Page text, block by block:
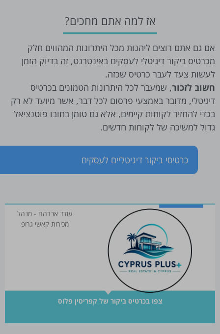
אז למה אתם מחכים?
אם גם אתם רוצים ליהנות מכל היתרונות המהווים חלק
מכרטיס ביקור דיגיטלי לעסקים באינטרנט, זה בדיוק הזמן
לעשות צעד לעבר כרטיס שכזה.
חשוב לזכור, שמעבר לכל היתרונות הטמונים בכרטיס
דיגיטלי, מדובר באמצעי פרסום לכל דבר, אשר מיועד לא רק
בכדי להחזיר לקוחות קיימים, אלא גם טומן בחובו פוטנציאל
גדול למשיכה של לקוחות חדשים.
כרטיסי ביקור דיגיטליים לעסקים
עודד אברהם - מנהל
מכירות קאשי גרופ
צפו בכרטיס ביקור של קפריסין פלוס